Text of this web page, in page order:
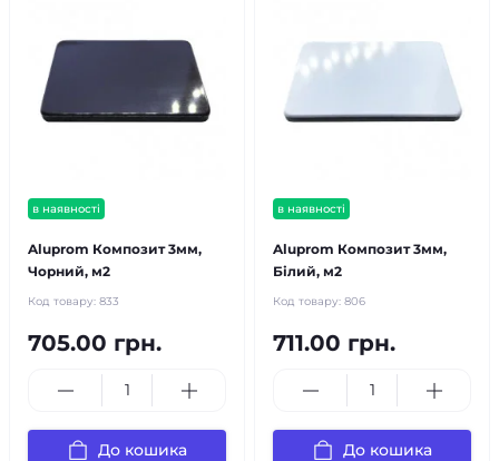
в наявності
Aluprom Композит 3мм,
Чорний, м2
Код товару: 833
705.00 грн.
До кошика
в наявності
Aluprom Композит 3мм,
Білий, м2
Код товару: 806
711.00 грн.
До кошика